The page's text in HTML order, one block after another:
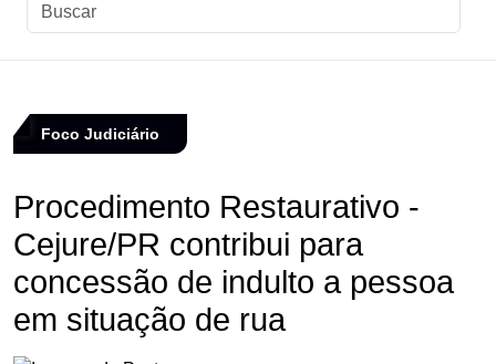
Foco Judiciário
Procedimento Restaurativo -
Cejure/PR contribui para
concessão de indulto a pessoa
em situação de rua